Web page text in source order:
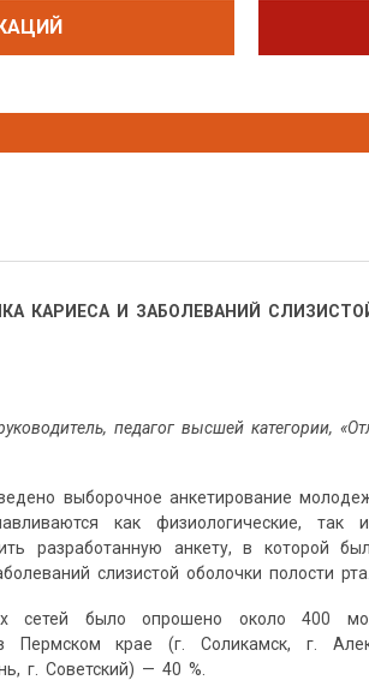
КАРИЕСА И ЗАБОЛЕВАНИЙ
педагог высшей категории,
выборочное анкетирование
как физиологические, так
разработанную анкету, в которой
слизистой оболочки полости рта.
сетей было опрошено около 400
Пермском крае (г. Соликамск, г.
г. Советский) — 40 %.